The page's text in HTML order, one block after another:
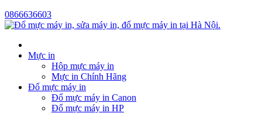
0866636603
Mực in
Hộp mực máy in
Mực in Chính Hãng
Đổ mực máy in
Đổ mực máy in Canon
Đổ mực máy in HP